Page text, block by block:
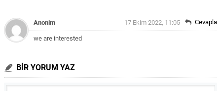
Anonim 17 Ekim 2022, 11:05
we are interested
Cevapla
BİR YORUM YAZ